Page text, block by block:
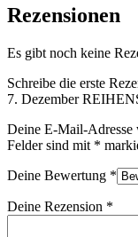
Rezensionen
Es gibt noch keine
Schreibe die erste
7. Dezember
Deine E-Mail-
Felder sind mit *
Deine Bewertung *
Deine Rezension *